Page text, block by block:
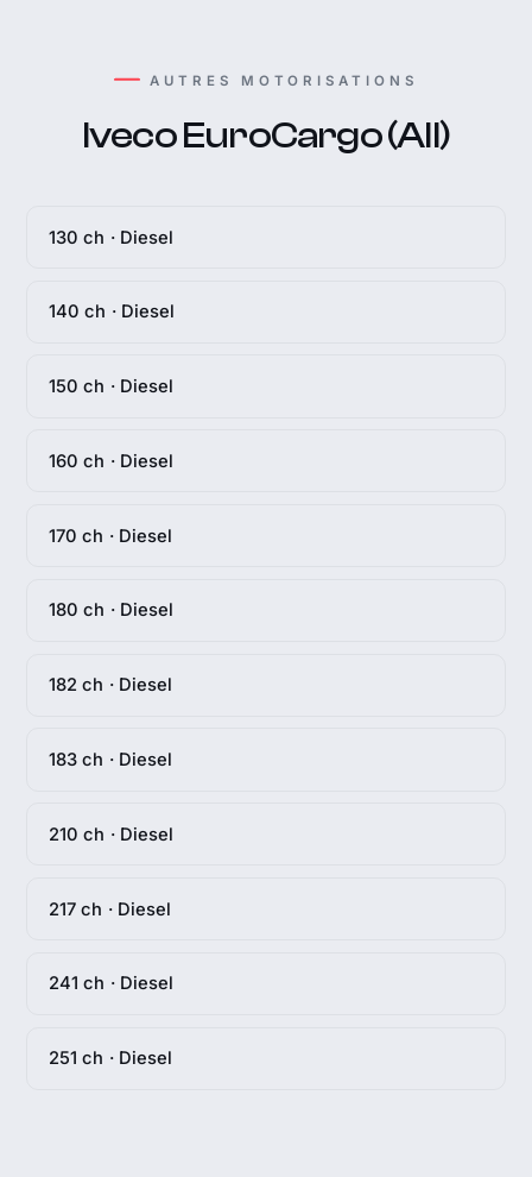
AUTRES MOTORISATIONS
Iveco EuroCargo (All)
130 ch · Diesel
140 ch · Diesel
150 ch · Diesel
160 ch · Diesel
170 ch · Diesel
180 ch · Diesel
182 ch · Diesel
183 ch · Diesel
210 ch · Diesel
217 ch · Diesel
241 ch · Diesel
251 ch · Diesel